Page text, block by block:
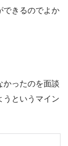
できるのでよか
かったのを面談
うというマイン